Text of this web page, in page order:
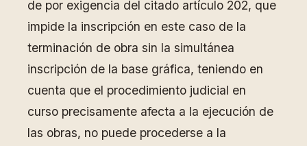
de por exigencia del citado artículo 202, que
impide la inscripción en este caso de la
terminación de obra sin la simultánea
inscripción de la base gráfica, teniendo en
cuenta que el procedimiento judicial en
curso precisamente afecta a la ejecución de
las obras, no puede procederse a la